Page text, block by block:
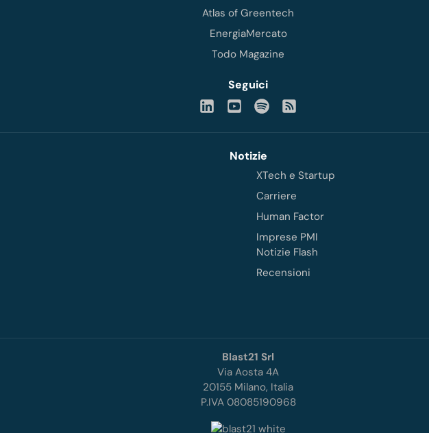
Atlas of Greentech
EnergiaMercato
Todo Magazine
Seguici
Notizie
XTech e Startup
Carriere
Human Factor
Imprese PMI
Notizie Flash
Recensioni
Blast21 Srl
Via Aosta 4A
20155 Milano, Italia
P.IVA 08085190968